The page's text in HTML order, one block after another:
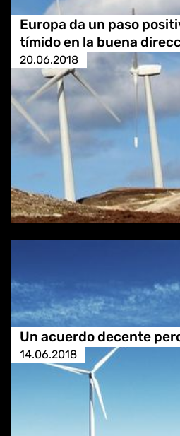
Europa da un paso
tímido en la buena
20.06.2018
Un acuerdo decente
14.06.2018